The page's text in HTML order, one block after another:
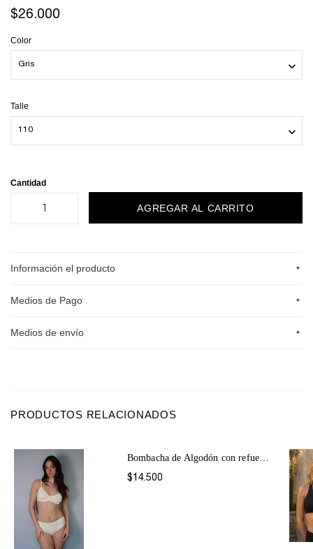
$26.000
Color
Talle
Cantidad
+
Información el producto
+
Medios de Pago
+
Medios de envío
PRODUCTOS RELACIONADOS
Bombacha de Algodón con refuerzo abdomin...
$14.500